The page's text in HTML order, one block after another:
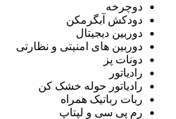
دوچرخه
دودکش آبگرمکن
دوربین دیجیتال
دوربین های امنیتی و نظارتی
دونات پز
رادیاتور
رادیاتور حوله خشک کن
ربات رباتیک همراه
رم پی سی و لپتاپ